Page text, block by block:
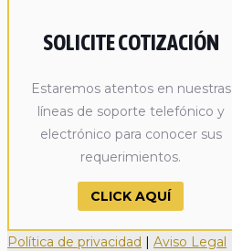
SOLICITE COTIZACIÓN
Estaremos atentos en nuestras
líneas de soporte telefónico y
electrónico para conocer sus
requerimientos.
CLICK AQUÍ
Política de privacidad | Aviso Legal